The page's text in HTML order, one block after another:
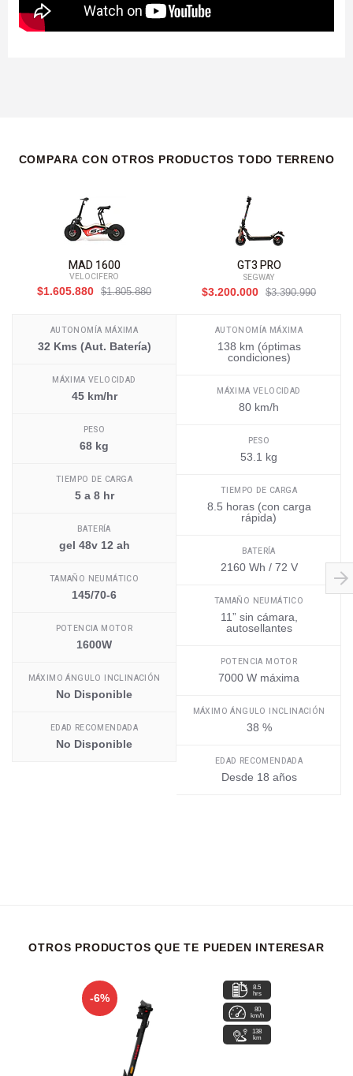
COMPARA CON OTROS PRODUCTOS TODO TERRENO
MAD 1600
VELOCIFERO
$1.605.880
$1.805.880
AUTONOMÍA MÁXIMA
32 Kms (Aut. Batería)
MÁXIMA VELOCIDAD
45 km/hr
PESO
68 kg
TIEMPO DE CARGA
5 a 8 hr
BATERÍA
gel 48v 12 ah
TAMAÑO NEUMÁTICO
145/70-6
POTENCIA MOTOR
1600W
MÁXIMO ÁNGULO INCLINACIÓN
No Disponible
EDAD RECOMENDADA
No Disponible
GT3 PRO
SEGWAY
$3.200.000
$3.390.990
AUTONOMÍA MÁXIMA
138 km (óptimas
condiciones)
MÁXIMA VELOCIDAD
80 km/h
PESO
53.1 kg
TIEMPO DE CARGA
8.5 horas (con carga
rápida)
BATERÍA
2160 Wh / 72 V
TAMAÑO NEUMÁTICO
11” sin cámara,
autosellantes
POTENCIA MOTOR
7000 W máxima
MÁXIMO ÁNGULO INCLINACIÓN
38 %
EDAD RECOMENDADA
Desde 18 años
OTROS PRODUCTOS QUE TE PUEDEN INTERESAR
-6%
8.5
hrs
80
km/h
138
km